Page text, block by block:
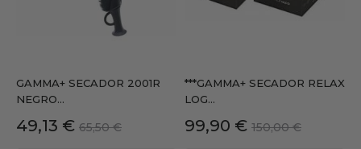
GAMMA+ SECADOR 2001R
NEGRO...
Precio
49,13 € Precio
65,50 €
***GAMMA+ SECADOR RELAX
LOG...
Precio
99,90 € Precio
150,00 €